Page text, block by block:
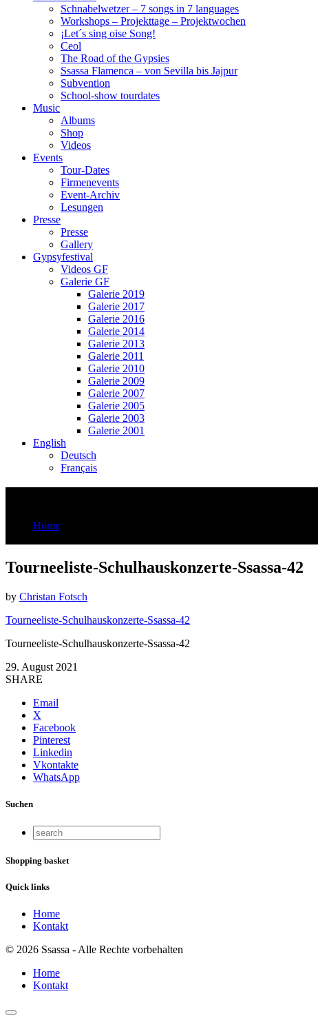
Schnabelwetzer – 7 songs in 7 languages
Workshops – Projekttage – Projektwochen
¡Let´s sing oise Song!
Ceol
The Road of the Gypsies
Ssassa Flamenca – von Sevilla bis Jajpur
Subvention
School-show tourdates
Music
Albums
Shop
Videos
Events
Tour-Dates
Firmenevents
Event-Archiv
Lesungen
Presse
Presse
Gallery
Gypsyfestival
Videos GF
Galerie GF
Galerie 2019
Galerie 2017
Galerie 2016
Galerie 2014
Galerie 2013
Galerie 2011
Galerie 2010
Galerie 2009
Galerie 2007
Galerie 2005
Galerie 2003
Galerie 2001
English
Deutsch
Français
Home
Tourneeliste-Schulhauskonzerte-Ssassa-42
by Christan Fotsch
Tourneeliste-Schulhauskonzerte-Ssassa-42
Tourneeliste-Schulhauskonzerte-Ssassa-42
29. August 2021
SHARE
Email
X
Facebook
Pinterest
Linkedin
Vkontakte
WhatsApp
Suchen
Shopping basket
Quick links
Home
Kontakt
© 2026 Ssassa - Alle Rechte vorbehalten
Home
Kontakt